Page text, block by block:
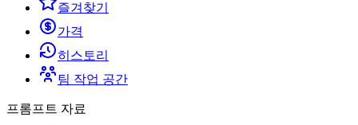
즐겨찾기
가격
히스토리
팀 작업 공간
프롬프트 자료